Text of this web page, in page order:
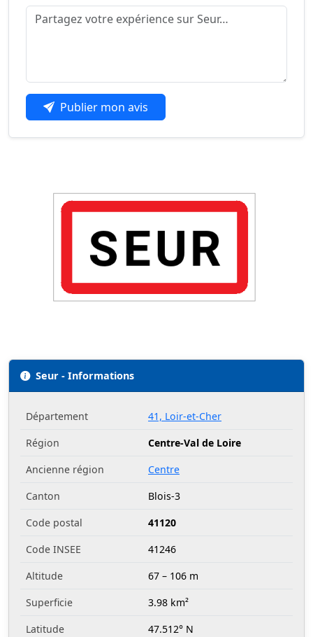
Publier mon avis
Seur - Informations
Département
41, Loir-et-Cher
Région
Centre-Val de Loire
Ancienne région
Centre
Canton
Blois-3
Code postal
41120
Code INSEE
41246
Altitude
67 – 106 m
Superficie
3.98 km²
Latitude
47.512° N